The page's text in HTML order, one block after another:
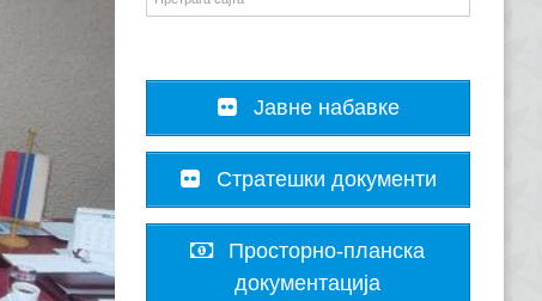
Јавне набавке
Стратешки документи
Просторно-планска
документација